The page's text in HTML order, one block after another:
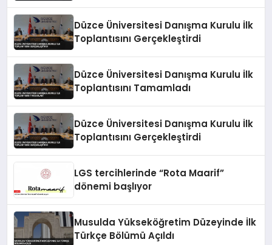
Düzce Üniversitesi Danışma Kurulu İlk
Toplantısını Gerçekleştirdi
Düzce Üniversitesi Danışma Kurulu İlk
Toplantısını Tamamladı
Düzce Üniversitesi Danışma Kurulu İlk
Toplantısını Gerçekleştirdi
LGS tercihlerinde “Rota Maarif”
dönemi başlıyor
Musulda Yükseköğretim Düzeyinde İlk
Türkçe Bölümü Açıldı